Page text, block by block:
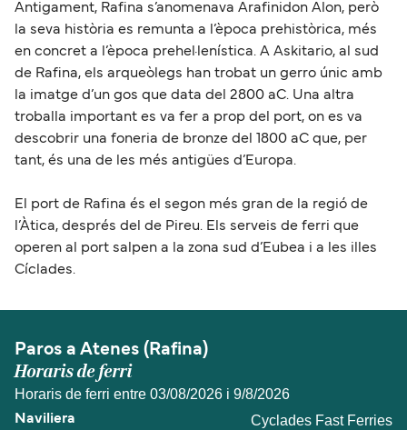
Antigament, Rafina s’anomenava Arafinidon Alon, però
la seva història es remunta a l’època prehistòrica, més
en concret a l’època prehel·lenística. A Askitario, al sud
de Rafina, els arqueòlegs han trobat un gerro únic amb
la imatge d’un gos que data del 2800 aC. Una altra
troballa important es va fer a prop del port, on es va
descobrir una foneria de bronze del 1800 aC que, per
tant, és una de les més antigües d’Europa.
El port de Rafina és el segon més gran de la regió de
l’Àtica, després del de Pireu. Els serveis de ferri que
operen al port salpen a la zona sud d’Eubea i a les illes
Cíclades.
Paros a Atenes (Rafina)
Horaris de ferri
Horaris de ferri entre 03/08/2026 i 9/8/2026
Cyclades Fast Ferries